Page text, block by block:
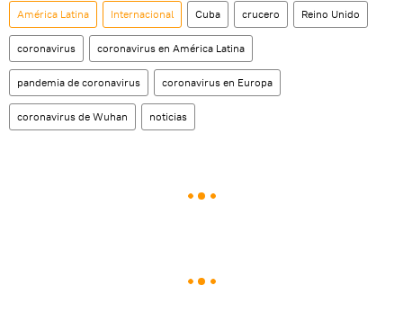
América Latina Internacional Cuba crucero Reino Unido
coronavirus coronavirus en América Latina
pandemia de coronavirus coronavirus en Europa
coronavirus de Wuhan noticias